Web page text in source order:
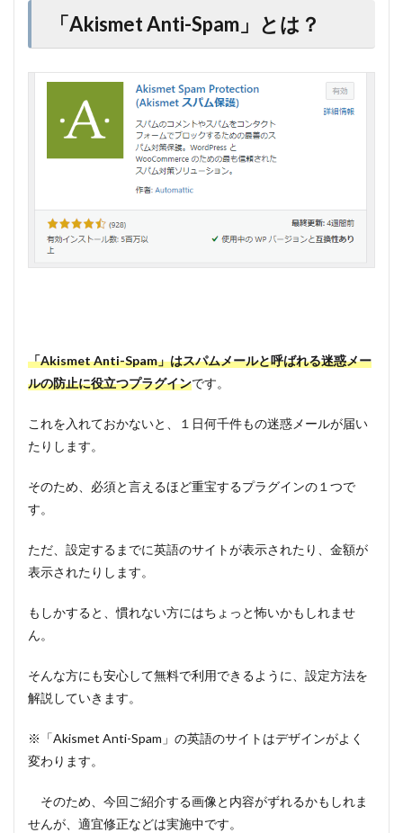
「Akismet Anti-Spam」とは？
「Akismet Anti-Spam」はスパムメールと呼ばれる迷惑メー
ルの防止に役立つプラグインです。
これを入れておかないと、１日何千件もの迷惑メールが届い
たりします。
そのため、必須と言えるほど重宝するプラグインの１つで
す。
ただ、設定するまでに英語のサイトが表示されたり、金額が
表示されたりします。
もしかすると、慣れない方にはちょっと怖いかもしれませ
ん。
そんな方にも安心して無料で利用できるように、設定方法を
解説していきます。
※「Akismet Anti-Spam」の英語のサイトはデザインがよく
変わります。
そのため、今回ご紹介する画像と内容がずれるかもしれま
せんが、適宜修正などは実施中です。